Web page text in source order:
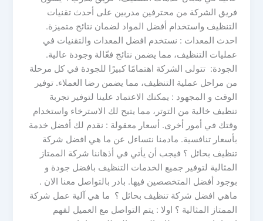
فريق الشركة من محترفين مدربين على أحدث تقنيات
التنظيف واستخدام أفضل المواد لضمان نتائج متميزة.
احدث المعدات : نستخدم افضل المعدات والتقنيات في
عمليات التنظيف، مما يضمن نتائج فعّالة وجودة عالية.
الجودة: تتولى الشركة اهتمامًا كبيرًا للجودة في كل مرحلة
من مراحل عملية التنظيف، مما يضمن رضا العملاء. توفير
الوقت و المجهود : يمكنك الاعتماد علينا لتوفير تجربة
تنظيف خالية من التوتر، مما يتيح لك الاسترخاء واستخدام
وقتك في أمور أخرى. أسعار معقولة : نقدم لك أفضل خدمة
بأسعار تنافسية. مادمنا نتساءل عن ما هي افضل شركة
تنظيف بحائل ؟ فيجب أن يأتي في أذهاننا شركة الممتاز
المثالية لتوفير جميع الخدمات التنظيف بافضل جودة و
بوجود أفضل المتخصصين فيها. بادر بالتواصل معنا الان .
ماهي افضل شركة تنظيف بحائل ؟ ما هي آلية عمل شركة
الممتاز المثالية ؟ اولا : يتم التواصل مع العميل لفهم